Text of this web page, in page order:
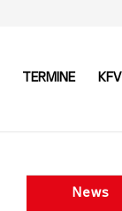
TERMINE
News